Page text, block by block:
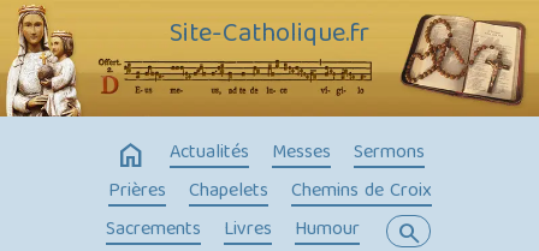
Site-Catholique.fr
home Actualités Messes
Sermons
Prières
Chapelets
Chemins de Croix
Sacrements
Livres Humour search